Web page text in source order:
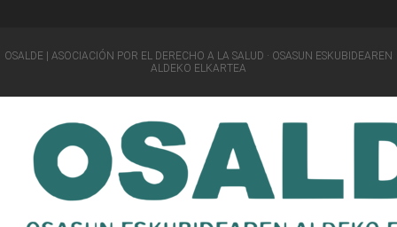
OSALDE | ASOCIACIÓN POR EL DERECHO A LA SALUD · OSASUN ESKUBIDEAREN
ALDEKO ELKARTEA